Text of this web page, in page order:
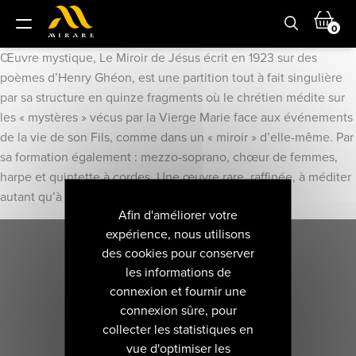
0
Œuvre mystique, Le Miroir de Jésus écrit en 1923 sur des
poèmes d’Henry Ghéon, est une partition tout à fait singulière
par sa structure en quinze fragments où le chrétien médite sur
les « mystères » vécus par la Vierge Marie face aux événements
de la vie de son Fils, comme dans un « miroir » d’elle-même. Par
sa formation également : mezzo-soprano, chœur de femmes,
harpe et quintette à cordes. Une œuvre rare, raffinée, à méditer
autant qu’à écouter.
Afin d'améliorer votre
expérience, nous utilisons
des cookies pour conserver
les informations de
connexion et fournir une
connexion sûre, pour
collecter les statistiques en
vue d'optimiser les